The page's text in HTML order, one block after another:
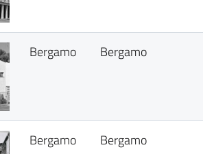
Bergamo Bergamo
Bergamo Bergamo